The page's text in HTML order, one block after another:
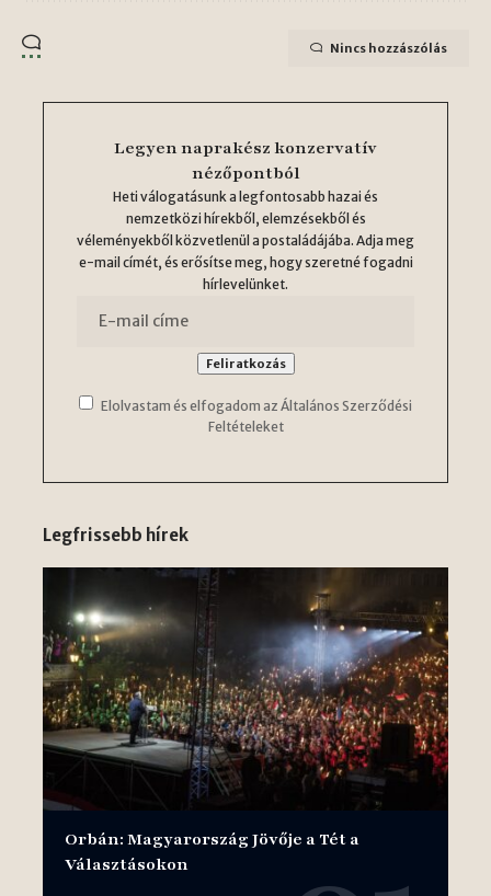
Nincs hozzászólás
Legyen naprakész konzervatív
nézőpontból
Heti válogatásunk a legfontosabb hazai és
nemzetközi hírekből, elemzésekből és
véleményekből közvetlenül a postaládájába. Adja meg
e-mail címét, és erősítse meg, hogy szeretné fogadni
hírlevelünket.
Elolvastam és elfogadom az Általános Szerződési
Feltételeket
Legfrissebb hírek
Orbán: Magyarország Jövője a Tét a
Választásokon